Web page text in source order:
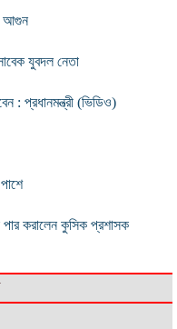
আগুন
যুবদল নেতা
: প্রধানমন্ত্রী (ভিডিও)
পার করালেন কুসিক প্রশাসক